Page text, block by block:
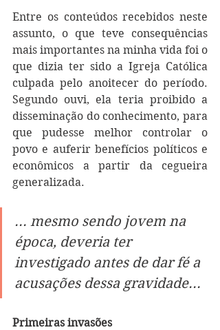
Entre os conteúdos recebidos neste
assunto, o que teve consequências
mais importantes na minha vida foi o
que dizia ter sido a Igreja Católica
culpada pelo anoitecer do período.
Segundo ouvi, ela teria proibido a
disseminação do conhecimento, para
que pudesse melhor controlar o
povo e auferir benefícios políticos e
econômicos a partir da cegueira
generalizada.
... mesmo sendo jovem na
época, deveria ter
investigado antes de dar fé a
acusações dessa gravidade...
Primeiras invasões